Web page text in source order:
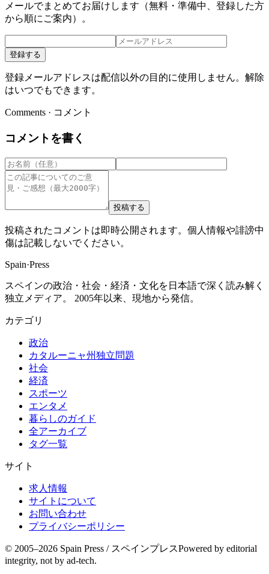
メールでまとめてお届けします（無料・準備中、登録した方
から順にご案内）。
登録する
登録メールアドレスは配信以外の目的に使用しません。解除
はいつでもできます。
Comments · コメント
コメントを書く
投稿する
投稿されたコメントは即時公開されます。個人情報や誹謗中
傷は記載しないでください。
Spain·Press
スペインの政治・社会・経済・文化を日本語で深く読み解く
独立メディア。 2005年以来、現地から発信。
カテゴリ
政治
カタルーニャ州独立問題
社会
経済
スポーツ
エンタメ
暮らしのガイド
全アーカイブ
タグ一覧
サイト
求人情報
サイトについて
お問い合わせ
プライバシーポリシー
© 2005–2026 Spain Press / スペインプレスPowered by editorial
integrity, not by ad-tech.